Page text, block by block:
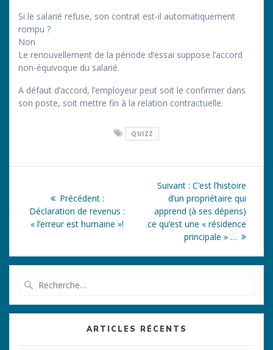
Si le salarié refuse, son contrat est-il automatiquement
rompu ?
Non
Le renouvellement de la période d’essai suppose l’accord
non-équivoque du salarié.
A défaut d’accord, l’employeur peut soit le confirmer dans
son poste, soit mettre fin à la relation contractuelle.
QUIZZ
l’article
Précédent :Article
précédent
:
Déclaration de revenus :
« l’erreur est humaine »!
Suivant : Article
suivant
:
C’est l’histoire
d’un propriétaire qui
apprend (à ses dépens)
ce qu’est une « résidence
principale » …
:
ARTICLES RÉCENTS